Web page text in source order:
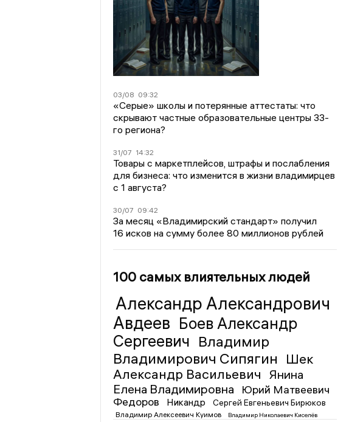
03/08 09:32
«Серые» школы и потерянные аттестаты: что
скрывают частные образовательные центры 33-
го региона?
31/07 14:32
Товары с маркетплейсов, штрафы и послабления
для бизнеса: что изменится в жизни владимирцев
с 1 августа?
30/07 09:42
За месяц «Владимирский стандарт» получил
16 исков на сумму более 80 миллионов рублей
100 самых влиятельных людей
Александр Александрович
Авдеев Боев Александр
Сергеевич Владимир
Владимирович Сипягин Шек
Александр Васильевич
Янина
Елена Владимировна
Юрий Матвеевич
Федоров
Никандр Сергей Евгеньевич Бирюков
Владимир Алексеевич Куимов Владимир Николаевич Киселёв